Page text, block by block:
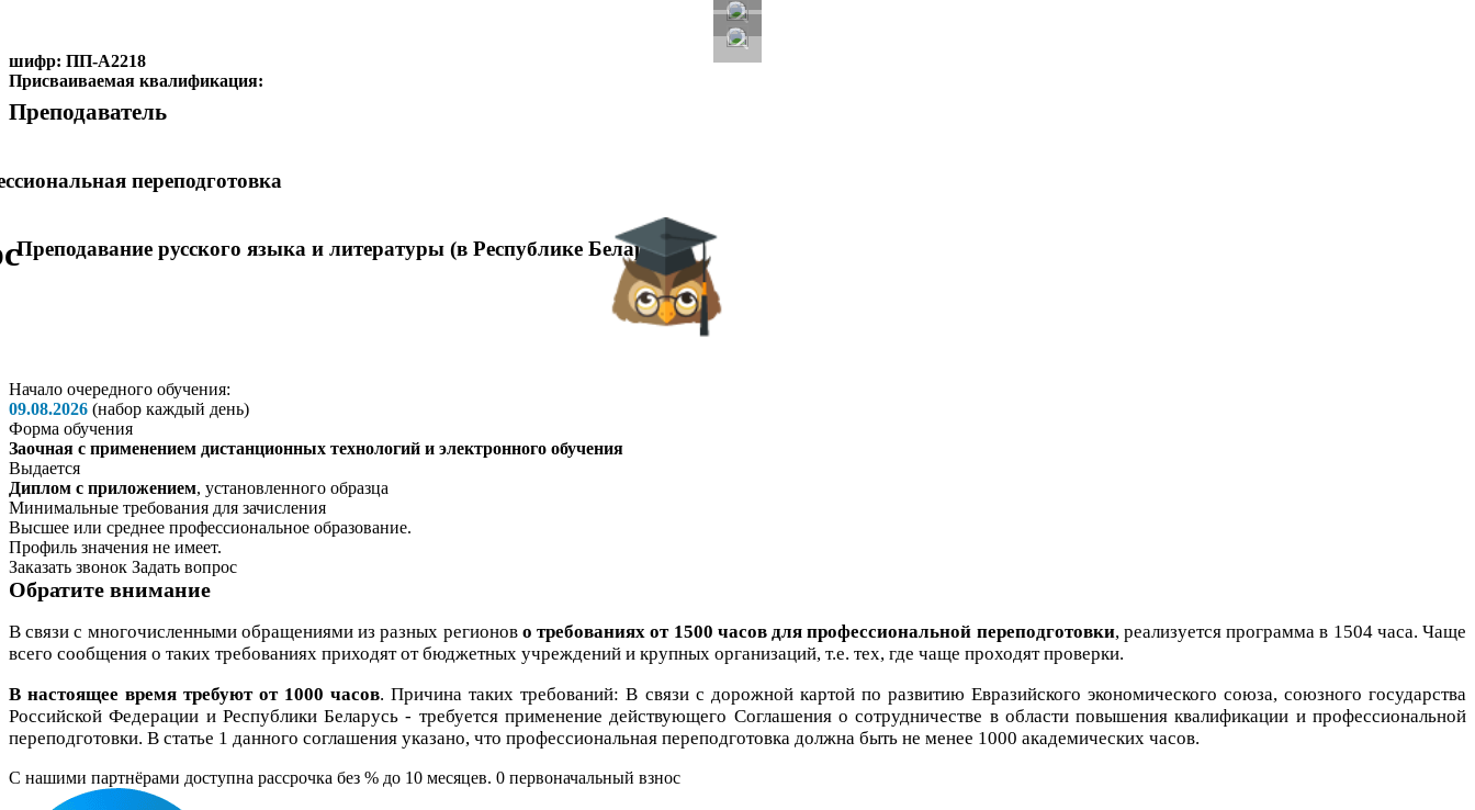
шифр: ПП-А2218
Присваиваемая квалификация:
Преподаватель
переподготовка
Преподавание русского языка и литературы (в Республике Беларусь)
Начало очередного обучения:
09.08.2026 (набор каждый день)
Форма обучения
Заочная с применением дистанционных технологий и электронного обучения
Выдается
Диплом с приложением, установленного образца
Минимальные требования для зачисления
Высшее или среднее профессиональное образование.
Профиль значения не имеет.
Заказать звонок Задать вопрос
Обратите внимание
В связи с многочисленными обращениями из разных регионов о требованиях от 1500 часов для профессиональной переподготовки, реализуется программа в 1504 часа. Чаще
всего сообщения о таких требованиях приходят от бюджетных учреждений и крупных организаций, т.е. тех, где чаще проходят проверки.
В настоящее время требуют от 1000 часов. Причина таких требований: В связи с дорожной картой по развитию Евразийского экономического союза, союзного государства
Российской Федерации и Республики Беларусь - требуется применение действующего Соглашения о сотрудничестве в области повышения квалификации и профессиональной
переподготовки. В статье 1 данного соглашения указано, что профессиональная переподготовка должна быть не менее 1000 академических часов.
C нашими партнёрами доступна рассрочка без % до 10 месяцев. 0 первоначальный взнос